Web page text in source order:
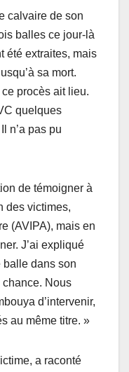
calvaire de son
balles ce jour-là
été extraites, mais
sa mort.
procès ait lieu.
quelques
n’a pas pu
de témoigner à
des victimes,
(AVIPA), mais en
J’ai expliqué
balle dans son
chance. Nous
d’intervenir,
au même titre. »
a raconté